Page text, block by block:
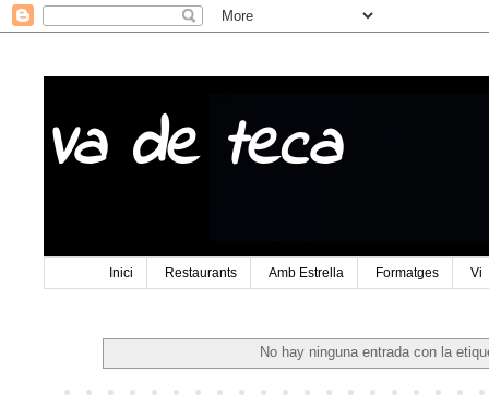
Va de teca
Inici Restaurants Amb Estrella Formatges Vi
No hay ninguna entrada con la